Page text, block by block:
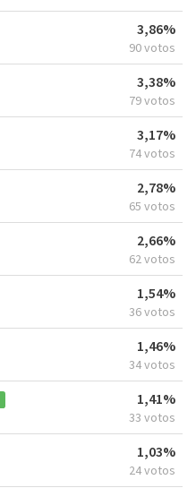
3,86%
90 votos
3,38%
79 votos
3,17%
74 votos
2,78%
65 votos
2,66%
62 votos
1,54%
36 votos
1,46%
34 votos
1,41%
33 votos
1,03%
24 votos